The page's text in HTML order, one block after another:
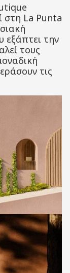
στη La Punta
εξάπτει την
τους
τις